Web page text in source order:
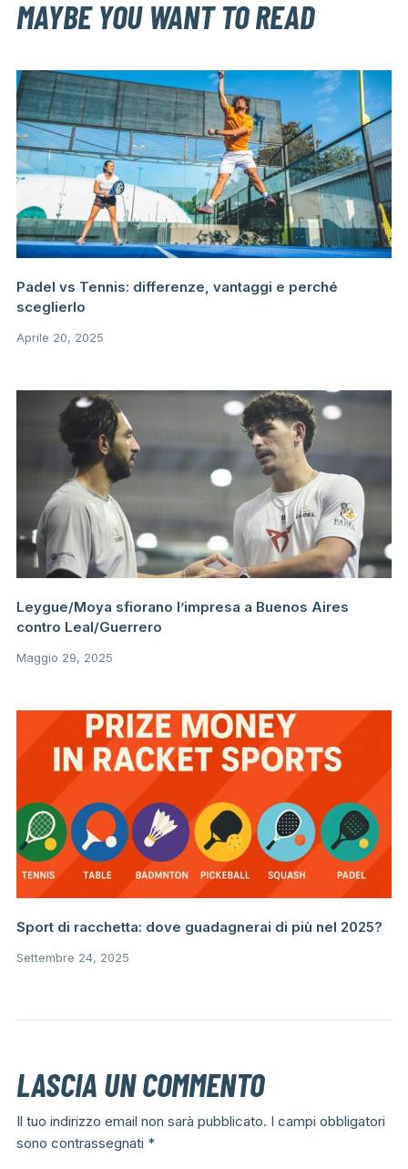
MAYBE YOU WANT TO READ
Padel vs Tennis: differenze, vantaggi e perché
sceglierlo
Aprile 20, 2025
Leygue/Moya sfiorano l’impresa a Buenos Aires
contro Leal/Guerrero
Maggio 29, 2025
Sport di racchetta: dove guadagnerai di più nel 2025?
Settembre 24, 2025
LASCIA UN COMMENTO
Il tuo indirizzo email non sarà pubblicato. I campi obbligatori
sono contrassegnati *